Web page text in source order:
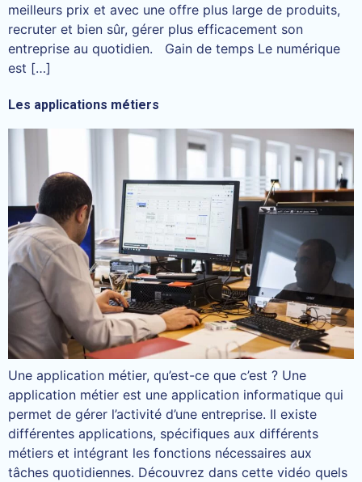
meilleurs prix et avec une offre plus large de produits,
recruter et bien sûr, gérer plus efficacement son
entreprise au quotidien. Gain de temps Le numérique
est […]
Les applications métiers
Une application métier, qu’est-ce que c’est ? Une
application métier est une application informatique qui
permet de gérer l’activité d’une entreprise. Il existe
différentes applications, spécifiques aux différents
métiers et intégrant les fonctions nécessaires aux
tâches quotidiennes. Découvrez dans cette vidéo quels